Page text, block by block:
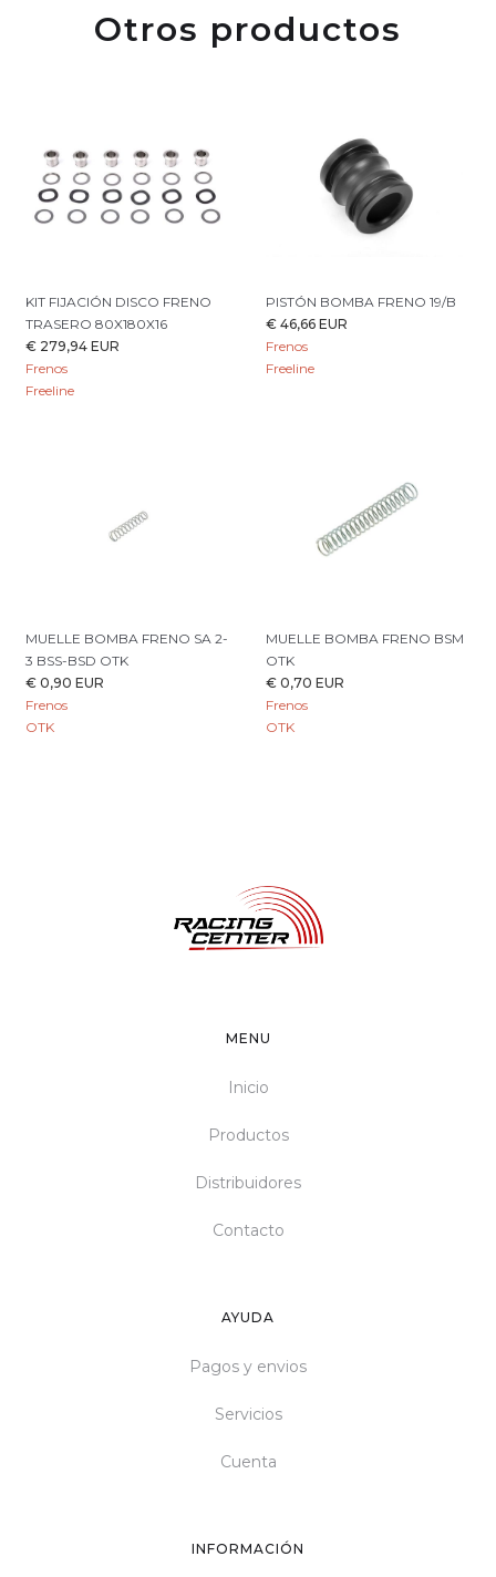
Otros productos
KIT FIJACIÓN DISCO FRENO
TRASERO 80X180X16
€ 279,94 EUR
Frenos
Freeline
PISTÓN BOMBA FRENO 19/B
€ 46,66 EUR
Frenos
Freeline
MUELLE BOMBA FRENO SA 2-
3 BSS-BSD OTK
€ 0,90 EUR
Frenos
OTK
MUELLE BOMBA FRENO BSM
OTK
€ 0,70 EUR
Frenos
OTK
MENU
Inicio
Productos
Distribuidores
Contacto
AYUDA
Pagos y envios
Servicios
Cuenta
INFORMACIÓN